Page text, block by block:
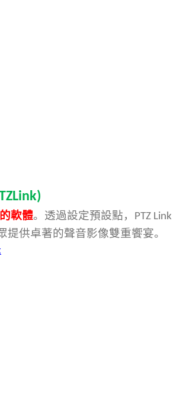
軟體。透過設定預設點， PTZ Link
供卓著的聲音影像雙重饗宴。